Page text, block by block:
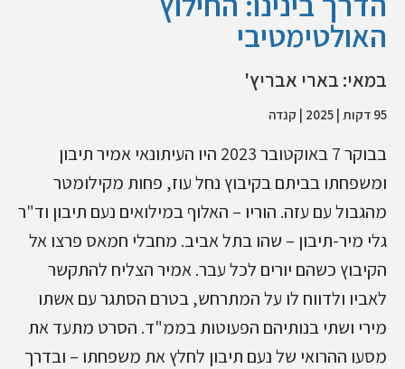
האולטימטיבי
במאי: בארי אבריץ'
95 דקות | 2025 | קנדה
בבוקר 7 באוקטובר 2023 היו העיתונאי אמיר תיבון
ומשפחתו בביתם בקיבוץ נחל עוז, פחות מקילומטר
מהגבול עם עזה. הוריו – האלוף במילואים נעם תיבון וד"ר
גלי מיר-תיבון – שהו בתל אביב. מחבלי חמאס פרצו אל
הקיבוץ כשהם יורים לכל עבר. אמיר הצליח להתקשר
לאביו ולדווח לו על המתרחש, בטרם הסתגר עם אשתו
מירי ושתי בנותיהם הפעוטות בממ"ד. הסרט מתעד את
מסעו ההרואי של נעם תיבון לחלץ את משפחתו – ובדרך